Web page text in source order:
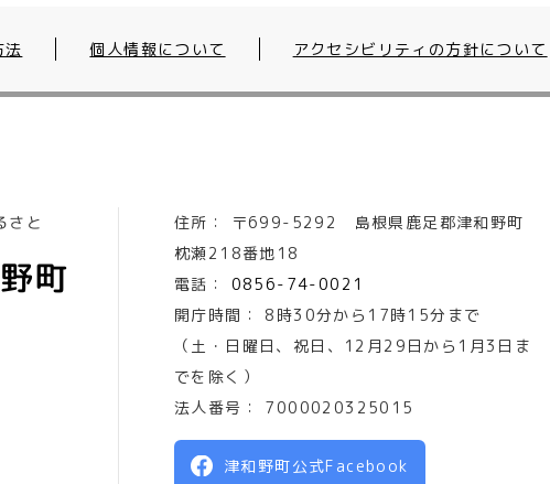
法 個人情報について アクセシビリティの方針について
さと 住所： 〒699-5292 島根県鹿足郡津和野町
枕瀬218番地18
電話：
0856-74-0021
開庁時間：
8時30分から17時15分まで
（土・日曜日、祝日、12月29日から1月3日ま
でを除く）
法人番号：
7000020325015
津和野町公式Facebook